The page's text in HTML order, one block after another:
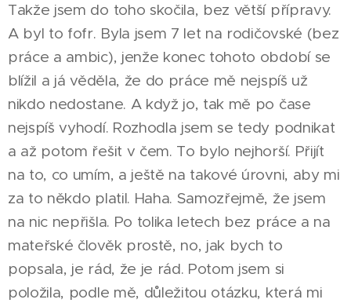
Takže jsem do toho skočila, bez větší přípravy.
A byl to fofr. Byla jsem 7 let na rodičovské (bez
práce a ambic), jenže konec tohoto období se
blížil a já věděla, že do práce mě nejspíš už
nikdo nedostane. A když jo, tak mě po čase
nejspíš vyhodí. Rozhodla jsem se tedy podnikat
a až potom řešit v čem. To bylo nejhorší. Přijít
na to, co umím, a ještě na takové úrovni, aby mi
za to někdo platil. Haha. Samozřejmě, že jsem
na nic nepřišla. Po tolika letech bez práce a na
mateřské člověk prostě, no, jak bych to
popsala, je rád, že je rád. Potom jsem si
položila, podle mě, důležitou otázku, která mi